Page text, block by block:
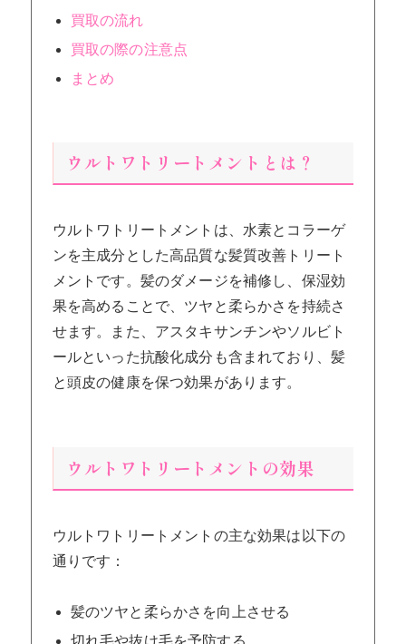
買取の流れ
買取の際の注意点
まとめ
ウルトワトリートメントとは？
ウルトワトリートメントは、水素とコラーゲ
ンを主成分とした高品質な髪質改善トリート
メントです。髪のダメージを補修し、保湿効
果を高めることで、ツヤと柔らかさを持続さ
せます。また、アスタキサンチンやソルビト
ールといった抗酸化成分も含まれており、髪
と頭皮の健康を保つ効果があります。
ウルトワトリートメントの効果
ウルトワトリートメントの主な効果は以下の
通りです：
髪のツヤと柔らかさを向上させる
切れ毛や抜け毛を予防する